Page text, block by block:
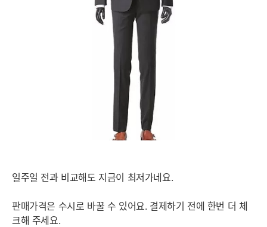
일주일 전과 비교해도 지금이 최저가네요.
판매가격은 수시로 바꿀 수 있어요. 결제하기 전에 한번 더 체
크해 주세요.